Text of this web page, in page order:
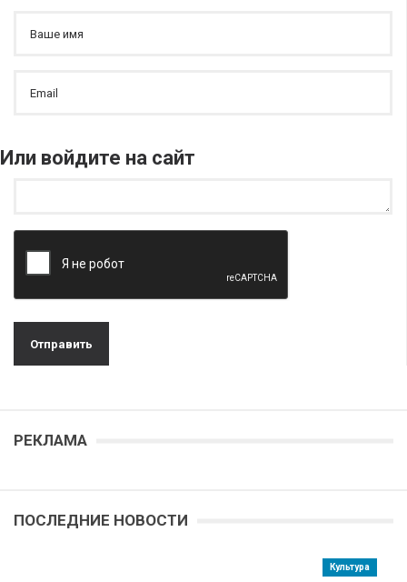
Или войдите на сайт
РЕКЛАМА
ПОСЛЕДНИЕ НОВОСТИ
Культура